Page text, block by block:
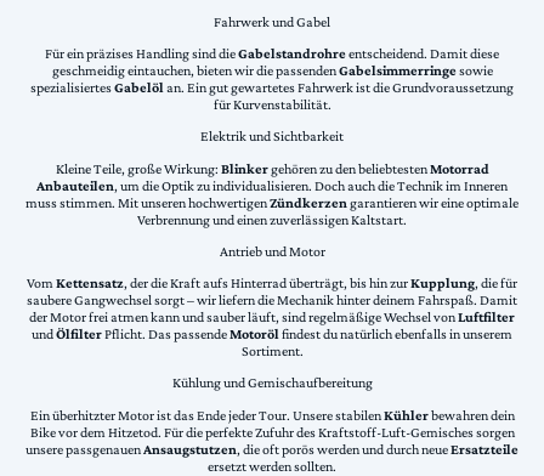
Fahrwerk und Gabel
Für ein präzises Handling sind dieGabelstandrohreentscheidend. Damit diese
geschmeidig eintauchen, bieten wir die passendenGabelsimmerringesowie
spezialisiertesGabelölan. Ein gut gewartetes Fahrwerk ist die Grundvoraussetzung
für Kurvenstabilität.
Elektrik und Sichtbarkeit
Kleine Teile, große Wirkung: Blinkergehören zu den beliebtestenMotorrad
Anbauteilen, um die Optik zu individualisieren. Doch auch die Technik im Inneren
muss stimmen. Mit unseren hochwertigenZündkerzen garantieren wir eine optimale
Verbrennung und einen zuverlässigen Kaltstart.
Antrieb und Motor
VomKettensatz, der die Kraft aufs Hinterrad überträgt, bis hin zurKupplung, die für
saubere Gangwechsel sorgt – wir liefern die Mechanik hinter deinem Fahrspaß. Damit
der Motor frei atmen kann und sauber läuft, sind regelmäßige Wechsel vonLuftfilter
undÖlfilterPflicht. Das passendeMotorölfindest du natürlich ebenfalls in unserem
Sortiment.
Kühlung und Gemischaufbereitung
Ein überhitzter Motor ist das Ende jeder Tour. Unsere stabilenKühlerbewahren dein
Bike vor dem Hitzetod. Für die perfekte Zufuhr des Kraftstoff-Luft-Gemisches sorgen
unsere passgenauenAnsaugstutzen, die oft porös werden und durch neueErsatzteile
ersetzt werden sollten.